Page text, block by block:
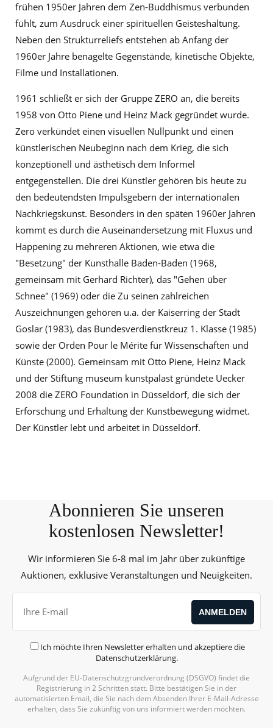
frühen 1950er Jahren dem Zen-Buddhismus verbunden
fühlt, zum Ausdruck einer spirituellen Geisteshaltung.
Neben den Strukturreliefs entstehen ab Anfang der
1960er Jahre benagelte Gegenstände, kinetische Objekte,
Filme und Installationen.
1961 schließt er sich der Gruppe ZERO an, die bereits
1958 von Otto Piene und Heinz Mack gegründet wurde.
Zero verkündet einen visuellen Nullpunkt und einen
künstlerischen Neubeginn nach dem Krieg, die sich
konzeptionell und ästhetisch dem Informel
entgegenstellen. Die drei Künstler gehören bis heute zu
den bedeutendsten Impulsgebern der internationalen
Nachkriegskunst. Besonders in den späten 1960er Jahren
kommt es durch die Auseinandersetzung mit Fluxus und
Happening zu mehreren Aktionen, wie etwa die
"Besetzung" der Kunsthalle Baden-Baden (1968,
gemeinsam mit Gerhard Richter), das "Gehen über
Schnee" (1969) oder die Zu seinen zahlreichen
Auszeichnungen gehören u.a. der Kaiserring der Stadt
Goslar (1983), das Bundesverdienstkreuz 1. Klasse (1985)
sowie der Orden Pour le Mérite für Wissenschaften und
Künste (2000). Gemeinsam mit Otto Piene, Heinz Mack
und der Stiftung museum kunstpalast gründete Uecker
2008 die ZERO Foundation in Düsseldorf, die sich der
Erforschung und Erhaltung der Kunstbewegung widmet.
Der Künstler lebt und arbeitet in Düsseldorf.
Abonnieren Sie unseren
kostenlosen Newsletter!
Wir informieren Sie 6-8 mal im Jahr über zukünftige
Auktionen, exklusive Veranstaltungen und Neuigkeiten.
Ich möchte Ihren Newsletter erhalten und akzeptiere die
Datenschutzerklärung.
Aufgrund der EU-Datenschutzgrundverordnung (DSGVO) findet die
Registrierung in 2 Schritten statt. Bitte bestätigen Sie in der
automatisierten Email, die Sie nach dem Absenden Ihrer E-Mail-Adresse
erhalten, dass Sie zukünftig von uns informiert werden möchten.